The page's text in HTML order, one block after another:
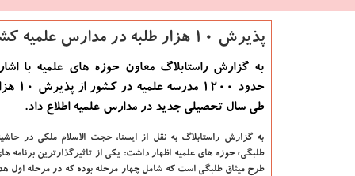
پذیرش ۱۰ هزار طلبه در مدارس علمیه كشور
به گزارش راستابلاگ معاون حوزه های علمیه با
حدود
طی سال تحصیلی جدید در مدارس علمیه اطلاع داد.
به گزارش راستابلاگ به نقل از ایسنا، حجت الاسلام ملكی در حاشیه
طلبگی» حوزه های علمیه اظهار داشت: یكی از تاثیرگذارترین برنامه
طرح میثاق طلبگی است كه شامل چهار مرحله بوده كه در مرحله اول